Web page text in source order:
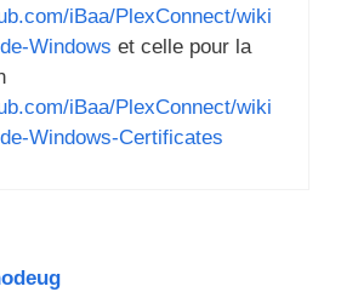
iBaa/PlexConnect/wiki
Windows et celle pour la
iBaa/PlexConnect/wiki
Windows-Certificates